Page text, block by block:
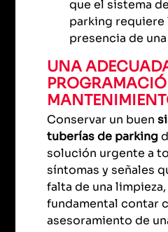
que el sistema
parking requiere
presencia de
UNA
Conservar un buen
tuberías de parking
solución urgente a
síntomas y señales
falta de una
fundamental contar
asesoramiento de